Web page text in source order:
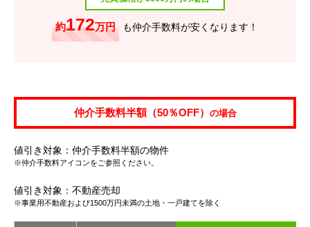
約172万円 も仲介手数料が安くなります！
仲介手数料半額（50％OFF） の場合
値引き対象：仲介手数料半額の物件
※仲介手数料アイコンをご参照ください。
値引き対象：不動産売却
※事業用不動産および1500万円未満の土地・一戸建てを除く